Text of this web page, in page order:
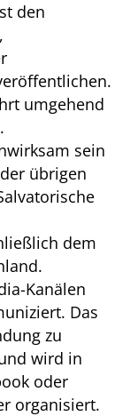
den
umgehend
sein
übrigen
dem
Kanälen
Das
zu
wird in
oder
organisiert.